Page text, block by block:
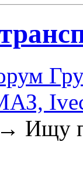
→ Ищу